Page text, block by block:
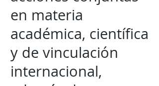
en materia
académica, científica
y de vinculación
internacional,